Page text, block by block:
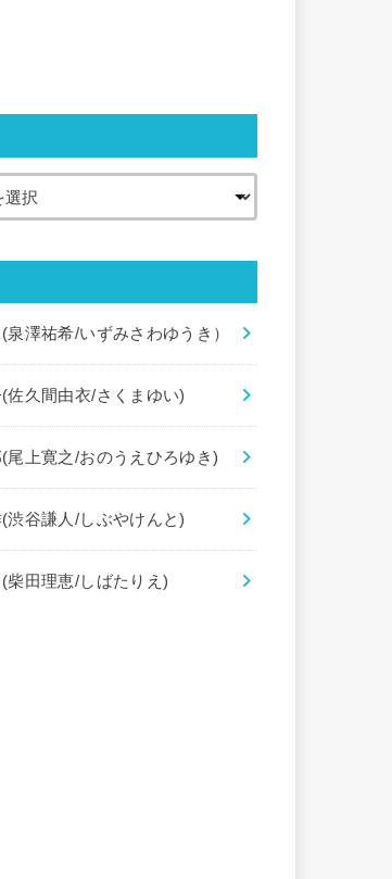
泉澤祐希/いずみさわゆうき）
佐久間由衣/さくまゆい)
尾上寛之/おのうえひろゆき)
渋谷謙人/しぶやけんと)
柴田理恵/しばたりえ)